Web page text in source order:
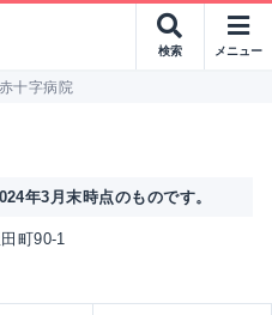
検索 メニュー
十字病院
年3月末時点のものです。
町90-1